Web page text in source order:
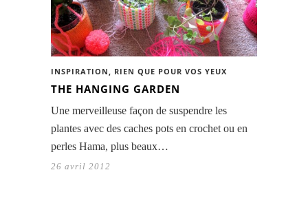
INSPIRATION, RIEN QUE POUR VOS YEUX
THE HANGING GARDEN
Une merveilleuse façon de suspendre les
plantes avec des caches pots en crochet ou en
perles Hama, plus beaux…
26 avril 2012